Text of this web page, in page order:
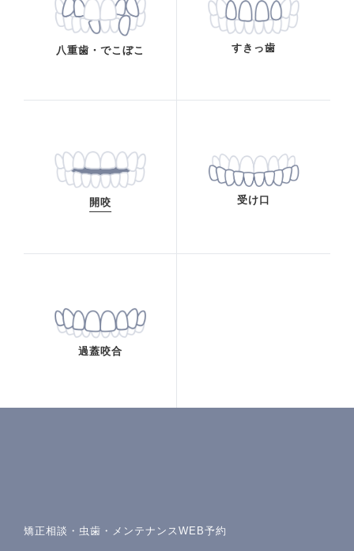
施設基準の届け出
一般歯科案内
虫歯・感染根菅治療
審美診療・ホワイトニング
矯正症例
お知らせ・ブログ
八重歯・でこぼこ すきっ歯
開咬 受け口
過蓋咬合
矯正相談・虫歯・メンテナンスWEB予約